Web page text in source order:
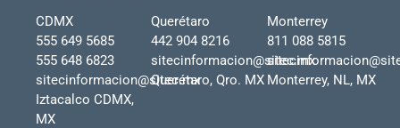
CDMX
555 649 5685
555 648 6823
sitecinformacion@sitec.mx
Iztacalco CDMX,
MX
Querétaro
442 904 8216
sitecinformacion@sitec.mx
Querétaro, Qro. MX
Monterrey
811 088 5815
Monterrey, NL, MX